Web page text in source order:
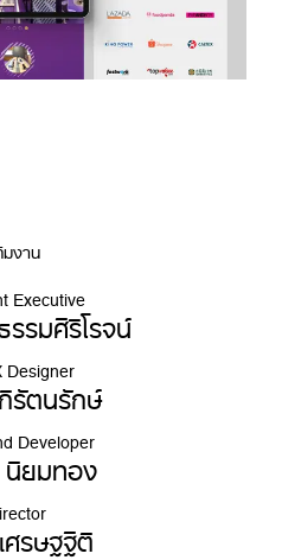
งาน
Executive
รมศิริโรจน์
Designer
รัตนรักษ์
Developer
ยมทอง
ศรษฐฐิติ